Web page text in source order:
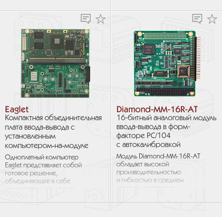
Express Mini,
Eaglet
Компактная объединительная
плата ввода‑вывода с
установленным
компьютером‑на‑модуле
Одноплатный компьютер
Eaglet представляет собой
готовое решение,
объединяющее в себе
Diamond-MM-16R-AT
16-битный аналоговый модуль
ввода-вывода в форм-
факторе PC/104
с автокалибровкой
Модуль Diamond-MM-16R-AT
обладает высокой
производительностью
и гибкостью в среднем
16 односторонними /